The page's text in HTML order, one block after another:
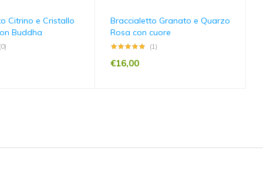
Citrino e Cristallo
Buddha
(0)
Braccialetto Granato e Quarzo
Rosa con cuore
(1)
€16,00